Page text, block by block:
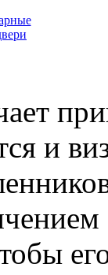
и